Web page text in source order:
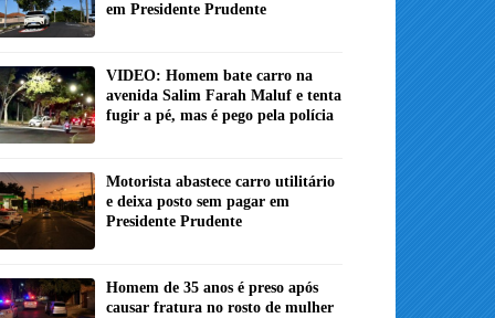
em Presidente Prudente
VIDEO: Homem bate carro na
avenida Salim Farah Maluf e tenta
fugir a pé, mas é pego pela polícia
Motorista abastece carro utilitário
e deixa posto sem pagar em
Presidente Prudente
Homem de 35 anos é preso após
causar fratura no rosto de mulher